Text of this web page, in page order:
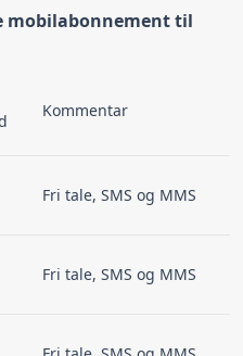
mobilabonnement til
Kommentar
Fri tale, SMS og MMS
Fri tale, SMS og MMS